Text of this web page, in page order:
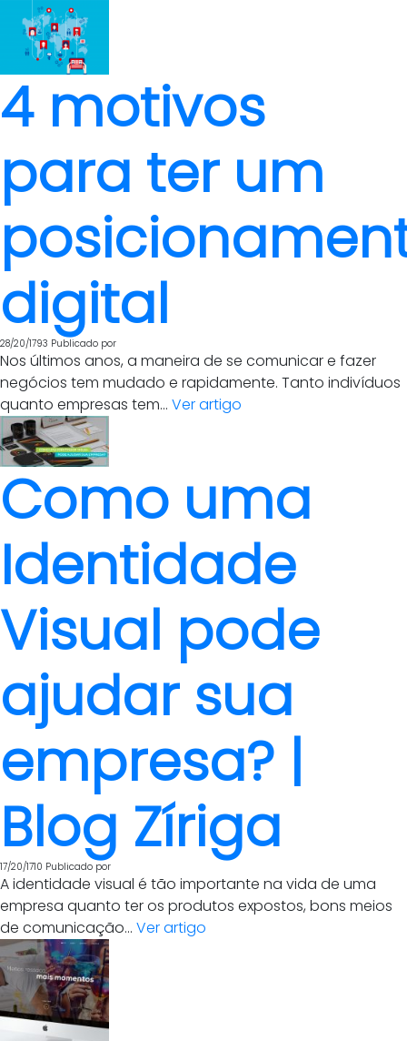
4 motivos
para ter um
digital
28/20/1793 Publicado por
Nos últimos anos, a maneira de se comunicar e fazer
negócios tem mudado e rapidamente. Tanto indivíduos
quanto empresas tem... Ver artigo
Como uma
Identidade
Visual pode
ajudar sua
empresa? |
Blog Zíriga
17/20/1710 Publicado por
A identidade visual é tão importante na vida de uma
empresa quanto ter os produtos expostos, bons meios
de comunicação... Ver artigo